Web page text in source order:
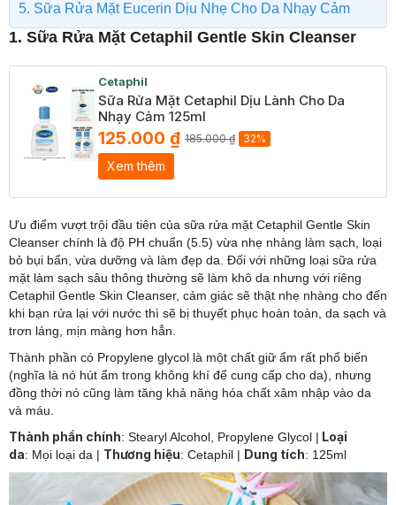
5. Sữa Rửa Mặt Eucerin Dịu Nhẹ Cho Da Nhạy Cảm
1. Sữa Rửa Mặt Cetaphil Gentle Skin Cleanser
Cetaphil
Sữa Rửa Mặt Cetaphil Dịu Lành Cho Da
Nhạy Cảm 125ml
125.000 ₫ 185.000 ₫ 32%
Xem thêm
Ưu điểm vượt trội đầu tiên của sữa rửa mặt Cetaphil Gentle Skin
Cleanser chính là độ PH chuẩn (5.5) vừa nhẹ nhàng làm sạch, loại
bỏ bụi bẩn, vừa dưỡng và làm đẹp da. Đối với những loại sữa rửa
mặt làm sạch sâu thông thường sẽ làm khô da nhưng với riêng
Cetaphil Gentle Skin Cleanser, cảm giác sẽ thật nhẹ nhàng cho đến
khi bạn rửa lại với nước thì sẽ bị thuyết phục hoàn toàn, da sạch và
trơn láng, mịn màng hơn hẳn.
Thành phần có Propylene glycol là một chất giữ ẩm rất phổ biến
(nghĩa là nó hút ẩm trong không khí để cung cấp cho da), nhưng
đồng thời nó cũng làm tăng khả năng hóa chất xâm nhập vào da
và máu.
Thành phần chính: Stearyl Alcohol, Propylene Glycol | Loại
da: Mọi loại da | Thương hiệu: Cetaphil | Dung tích: 125ml